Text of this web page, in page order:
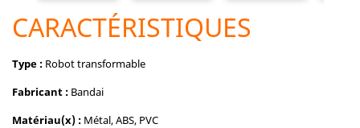
CARACTÉRISTIQUES
Type : Robot transformable
Fabricant : Bandai
Matériau(x) : Métal, ABS, PVC